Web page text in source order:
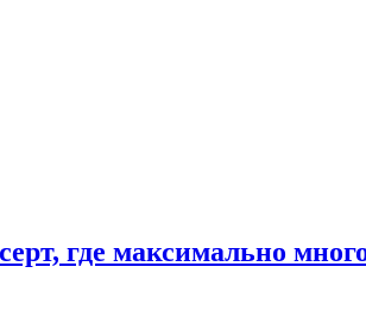
где максимально